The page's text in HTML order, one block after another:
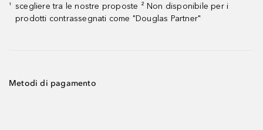
¹
scegliere tra le nostre proposte ² Non disponibile per i
prodotti contrassegnati come "Douglas Partner"
Metodi di pagamento